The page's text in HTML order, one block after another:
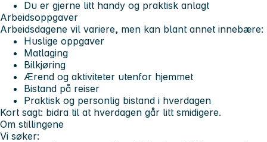
Du er gjerne litt handy og praktisk anlagt
Arbeidsoppgaver
Arbeidsdagene vil variere, men kan blant annet innebære:
Huslige oppgaver
Matlaging
Bilkjøring
Ærend og aktiviteter utenfor hjemmet
Bistand på reiser
Praktisk og personlig bistand i hverdagen
Kort sagt: bidra til at hverdagen går litt smidigere.
Om stillingene
Vi søker: